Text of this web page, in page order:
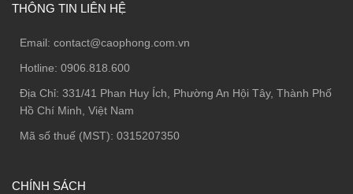
THÔNG TIN LIÊN HỆ
Email: contact@caophong.com.vn
Hotline: 0906.818.600
Địa Chỉ: 331/41 Phan Huy Ích, Phường An Hội Tây, Thành Phố
Hồ Chí Minh, Việt Nam
Mã số thuế (MST): 0315207350
CHÍNH SÁCH